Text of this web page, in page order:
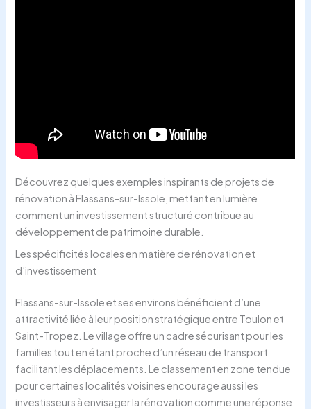
Découvrez quelques exemples inspirants de projets de
rénovation à Flassans-sur-Issole, mettant en lumière
comment un investissement structuré contribue au
développement de patrimoine durable.
Les spécificités locales en matière de rénovation et
d’investissement
Flassans-sur-Issole et ses environs bénéficient d’une
attractivité liée à leur position stratégique entre Toulon et
Saint-Tropez. Le village offre un cadre sécurisant pour les
familles tout en étant proche d’un réseau de transport
facilitant les déplacements. Le classement en zone tendue
pour certaines localités voisines encourage aussi les
investisseurs à envisager la rénovation comme une réponse